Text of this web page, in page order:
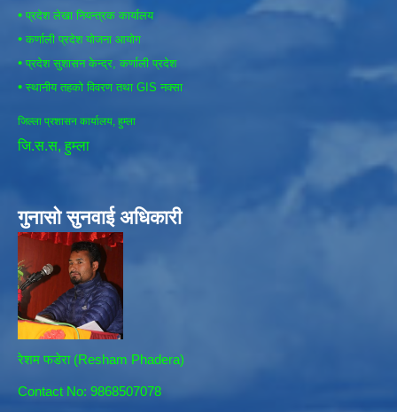
• प्रदेश लेखा नियन्त्रक कार्यालय
• कर्णाली प्रदेश योजना आयोग
• प्रदेश सुशासन केन्द्र, कर्णाली प्रदेश
• स्थानीय तहको विवरण तथा GIS नक्सा
जिल्ला प्रशासन कार्यालय, हुम्ला
जि.स.स, हुम्ला
गुनासो सुनवाई अधिकारी
रेशम फडेरा (Resham Phadera)
Contact No: 9868507078